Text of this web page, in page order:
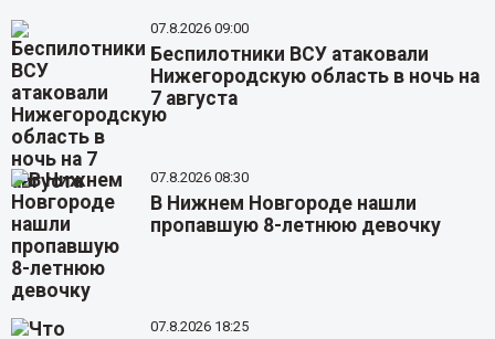
07.8.2026 09:00
Беспилотники ВСУ атаковали
Нижегородскую область в ночь на
7 августа
07.8.2026 08:30
В Нижнем Новгороде нашли
пропавшую 8-летнюю девочку
07.8.2026 18:25